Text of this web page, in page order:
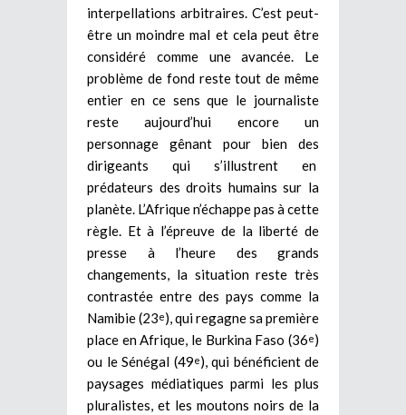
interpellations arbitraires. C’est peut-
être un moindre mal et cela peut être
considéré comme une avancée. Le
problème de fond reste tout de même
entier en ce sens que le journaliste
reste aujourd’hui encore un
personnage gênant pour bien des
dirigeants qui s’illustrent en
prédateurs des droits humains sur la
planète. L’Afrique n’échappe pas à cette
règle. Et à l’épreuve de la liberté de
presse à l’heure des grands
changements, la situation reste très
contrastée entre des pays comme la
Namibie (23e), qui regagne sa première
place en Afrique, le Burkina Faso (36e)
ou le Sénégal (49e), qui bénéficient de
paysages médiatiques parmi les plus
pluralistes, et les moutons noirs de la